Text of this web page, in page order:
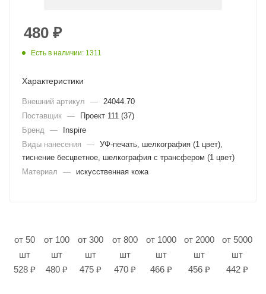
480 ₽
Есть в наличии: 1311
Характеристики
Внешний артикул —
24044.70
Поставщик —
Проект 111 (37)
Бренд
—
Inspire
Виды нанесения
— УФ-печать, шелкография (1 цвет),
тиснение бесцветное, шелкография с трансфером (1 цвет)
Материал
— искусственная кожа
от 50
шт
528 ₽
от 100
шт
480 ₽
от 300
шт
475 ₽
от 800
шт
470 ₽
от 1000
шт
466 ₽
от 2000
шт
456 ₽
от 5000
шт
442 ₽